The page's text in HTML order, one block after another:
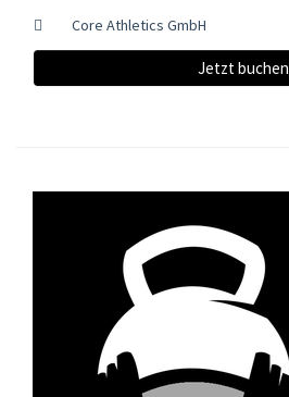
Core Athletics GmbH
Jetzt buchen